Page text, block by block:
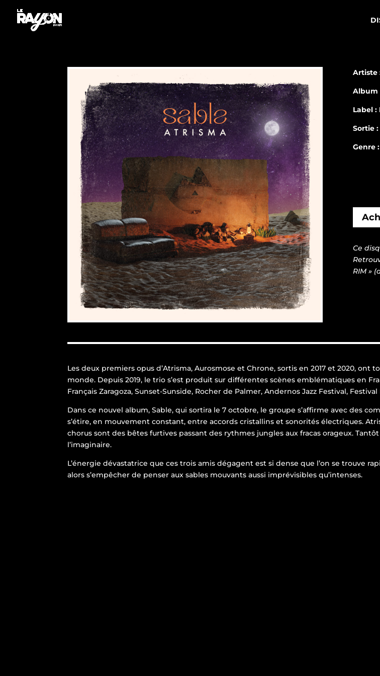
Artiste
Album
Label :
Sortie
Genre
Ce
RIM »
Les deux premiers opus d’Atrisma, Aurosmose et Chrone, sortis en 2017 et 2020, ont
monde. Depuis 2019, le trio s’est produit sur différentes scènes emblématiques en
Français Zaragoza, Sunset-Sunside, Rocher de Palmer, Andernos Jazz Festival, Festival
Dans ce nouvel album, Sable, qui sortira le 7 octobre, le groupe s’affirme avec des
s’étire, en mouvement constant, entre accords cristallins et sonorités électriques.
chorus sont des bêtes furtives passant des rythmes jungles aux fracas orageux.
l’imaginaire.
L’énergie dévastatrice que ces trois amis dégagent est si dense que l’on se trouve
alors s’empêcher de penser aux sables mouvants aussi imprévisibles qu’intenses.